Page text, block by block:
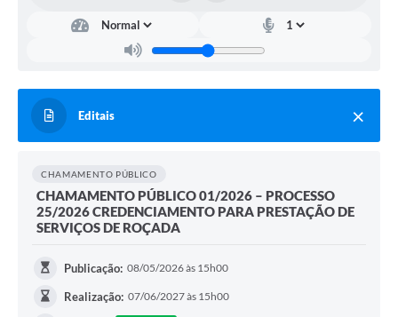
Editais
CHAMAMENTO PÚBLICO
CHAMAMENTO PÚBLICO 01/2026 – PROCESSO
25/2026 CREDENCIAMENTO PARA PRESTAÇÃO DE
SERVIÇOS DE ROÇADA
Publicação: 08/05/2026 às 15h00
Realização: 07/06/2027 às 15h00